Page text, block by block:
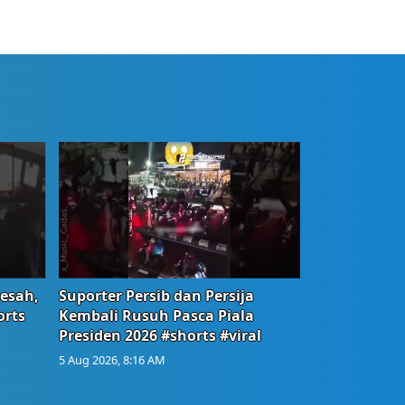
Suporter Persib dan Persija
Kembali Rusuh Pasca Piala
Presiden 2026 #shorts #viral
5 Aug 2026, 8:16 AM